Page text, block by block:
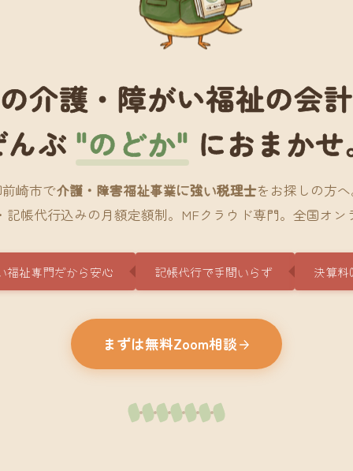
介護・障がい福祉の会計
ぶ "のどか" におまかせ
崎市で介護・障害福祉事業に強い税理士をお探しの方へ
記帳代行込みの月額定額制。MFクラウド専門。全国オン
福祉専門だから安心 記帳代行で手間いらず 決算料
まずは無料Zoom相談